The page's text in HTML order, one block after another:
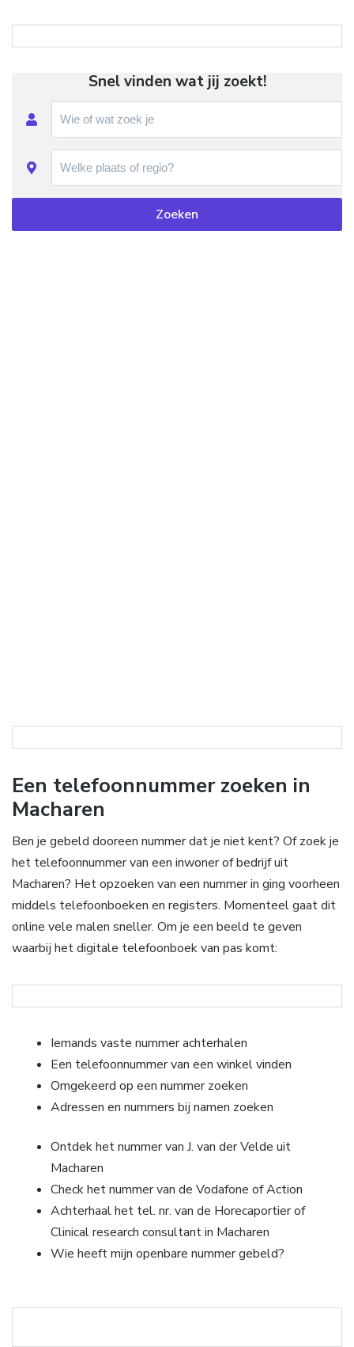
Snel vinden wat jij zoekt!
Een telefoonnummer zoeken in
Macharen
Ben je gebeld dooreen nummer dat je niet kent? Of zoek je
het telefoonnummer van een inwoner of bedrijf uit
Macharen? Het opzoeken van een nummer in ging voorheen
middels telefoonboeken en registers. Momenteel gaat dit
online vele malen sneller. Om je een beeld te geven
waarbij het digitale telefoonboek van pas komt:
Iemands vaste nummer achterhalen
Een telefoonnummer van een winkel vinden
Omgekeerd op een nummer zoeken
Adressen en nummers bij namen zoeken
Ontdek het nummer van J. van der Velde uit
Macharen
Check het nummer van de Vodafone of Action
Achterhaal het tel. nr. van de Horecaportier of
Clinical research consultant in Macharen
Wie heeft mijn openbare nummer gebeld?